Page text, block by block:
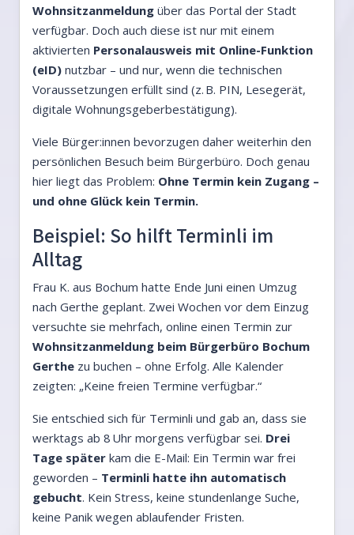
Wohnsitzanmeldung über das Portal der Stadt
verfügbar. Doch auch diese ist nur mit einem
aktivierten Personalausweis mit Online-Funktion
(eID) nutzbar – und nur, wenn die technischen
Voraussetzungen erfüllt sind (z. B. PIN, Lesegerät,
digitale Wohnungsgeberbestätigung).
Viele Bürger:innen bevorzugen daher weiterhin den
persönlichen Besuch beim Bürgerbüro. Doch genau
hier liegt das Problem: Ohne Termin kein Zugang –
und ohne Glück kein Termin.
Beispiel: So hilft Terminli im
Alltag
Frau K. aus Bochum hatte Ende Juni einen Umzug
nach Gerthe geplant. Zwei Wochen vor dem Einzug
versuchte sie mehrfach, online einen Termin zur
Wohnsitzanmeldung beim Bürgerbüro Bochum
Gerthe zu buchen – ohne Erfolg. Alle Kalender
zeigten: „Keine freien Termine verfügbar.“
Sie entschied sich für Terminli und gab an, dass sie
werktags ab 8 Uhr morgens verfügbar sei. Drei
Tage später kam die E-Mail: Ein Termin war frei
geworden – Terminli hatte ihn automatisch
gebucht. Kein Stress, keine stundenlange Suche,
keine Panik wegen ablaufender Fristen.